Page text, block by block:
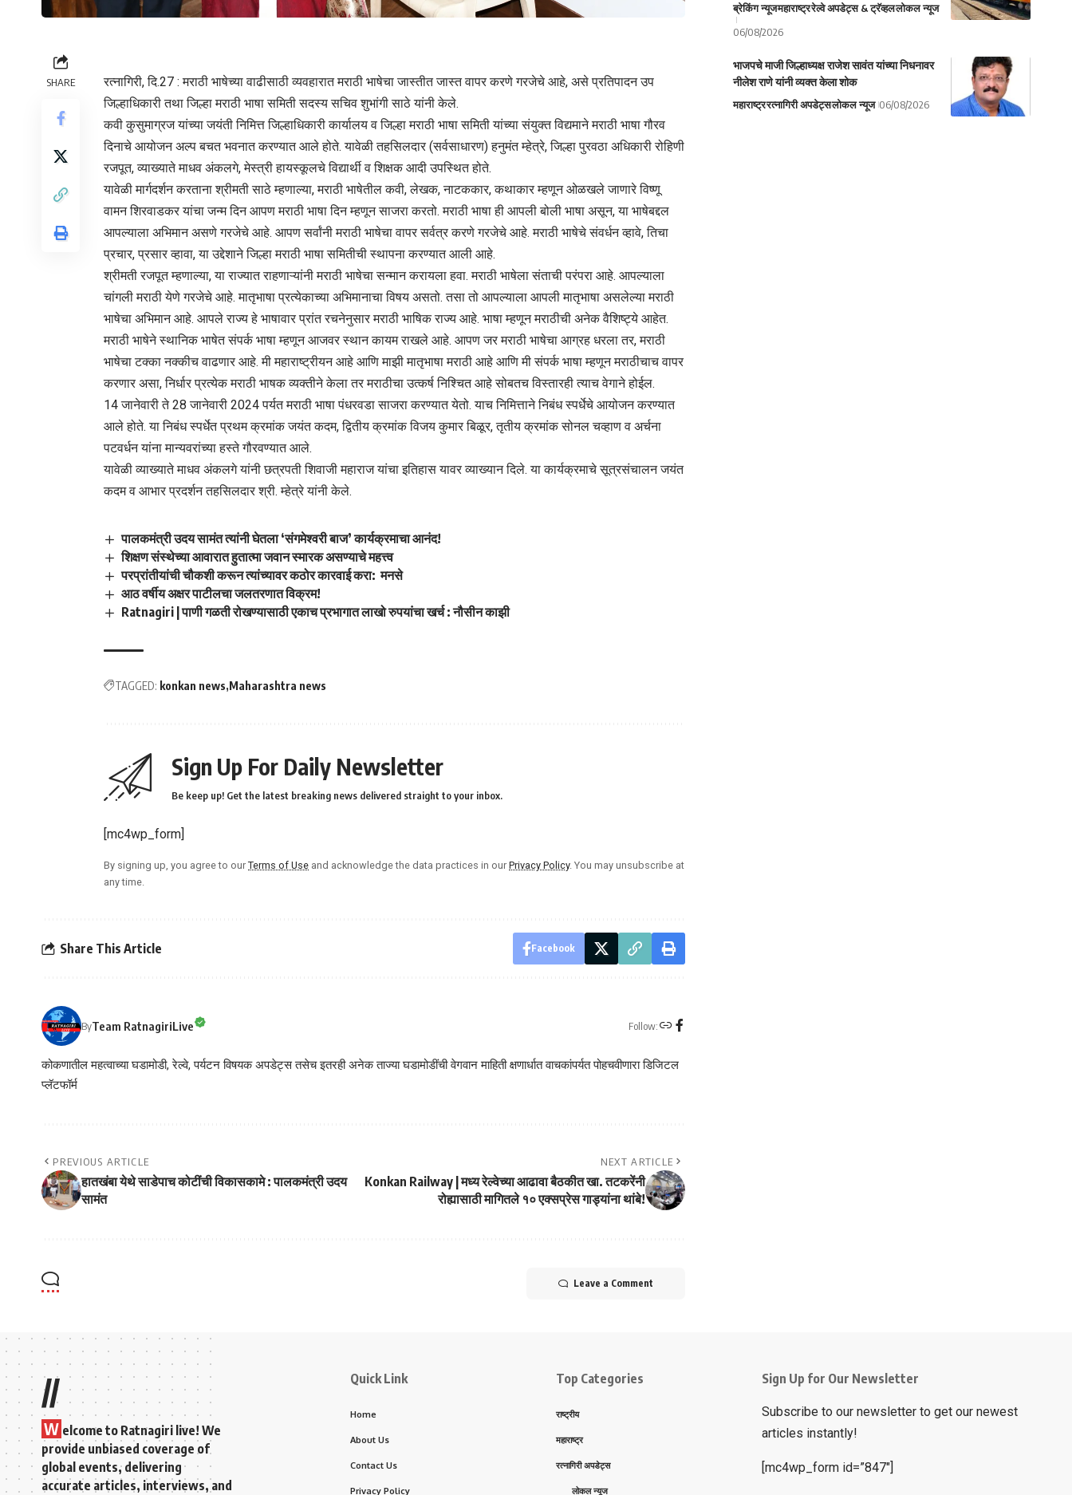
SHARE
रत्नागिरी, दि.27 : मराठी भाषेच्या वाढीसाठी व्यवहारात मराठी भाषेचा जास्तीत जास्त वापर करणे गरजेचे आहे, असे प्रतिपादन उप
जिल्हाधिकारी तथा जिल्हा मराठी भाषा समिती सदस्य सचिव शुभांगी साठे यांनी केले.
कवी कुसुमाग्रज यांच्या जयंती निमित्त जिल्हाधिकारी कार्यालय व जिल्हा मराठी भाषा समिती यांच्या संयुक्त विद्यमाने मराठी भाषा गौरव
दिनाचे आयोजन अल्प बचत भवनात करण्यात आले होते. यावेळी तहसिलदार (सर्वसाधारण) हनुमंत म्हेत्रे, जिल्हा पुरवठा अधिकारी रोहिणी
रजपूत, व्याख्याते माधव अंकलगे, मेस्त्री हायस्कूलचे विद्यार्थी व शिक्षक आदी उपस्थित होते.
यावेळी मार्गदर्शन करताना श्रीमती साठे म्हणाल्या, मराठी भाषेतील कवी, लेखक, नाटककार, कथाकार म्हणून ओळखले जाणारे विष्णू
वामन शिरवाडकर यांचा जन्म दिन आपण मराठी भाषा दिन म्हणून साजरा करतो. मराठी भाषा ही आपली बोली भाषा असून, या भाषेबद्दल
आपल्याला अभिमान असणे गरजेचे आहे. आपण सर्वांनी मराठी भाषेचा वापर सर्वत्र करणे गरजेचे आहे. मराठी भाषेचे संवर्धन व्हावे, तिचा
प्रचार, प्रसार व्हावा, या उद्देशाने जिल्हा मराठी भाषा समितीची स्थापना करण्यात आली आहे.
श्रीमती रजपूत म्हणाल्या, या राज्यात राहणाऱ्यांनी मराठी भाषेचा सन्मान करायला हवा. मराठी भाषेला संताची परंपरा आहे. आपल्याला
चांगली मराठी येणे गरजेचे आहे. मातृभाषा प्रत्येकाच्या अभिमानाचा विषय असतो. तसा तो आपल्याला आपली मातृभाषा असलेल्या मराठी
भाषेचा अभिमान आहे. आपले राज्य हे भाषावार प्रांत रचनेनुसार मराठी भाषिक राज्य आहे. भाषा म्हणून मराठीची अनेक वैशिष्ट्ये आहेत.
मराठी भाषेने स्थानिक भाषेत संपर्क भाषा म्हणून आजवर स्थान कायम राखले आहे. आपण जर मराठी भाषेचा आग्रह धरला तर, मराठी
भाषेचा टक्का नक्कीच वाढणार आहे. मी महाराष्ट्रीयन आहे आणि माझी मातृभाषा मराठी आहे आणि मी संपर्क भाषा म्हणून मराठीचाच वापर
करणार असा, निर्धार प्रत्येक मराठी भाषक व्यक्तीने केला तर मराठीचा उत्कर्ष निश्चित आहे सोबतच विस्तारही त्याच वेगाने होईल.
14 जानेवारी ते 28 जानेवारी 2024 पर्यत मराठी भाषा पंधरवडा साजरा करण्यात येतो. याच निमित्ताने निबंध स्पर्धेचे आयोजन करण्यात
आले होते. या निबंध स्पर्धेत प्रथम क्रमांक जयंत कदम, द्वितीय क्रमांक विजय कुमार बिळूर, तृतीय क्रमांक सोनल चव्हाण व अर्चना
पटवर्धन यांना मान्यवरांच्या हस्ते गौरवण्यात आले.
यावेळी व्याख्याते माधव अंकलगे यांनी छत्रपती शिवाजी महाराज यांचा इतिहास यावर व्याख्यान दिले. या कार्यक्रमाचे सूत्रसंचालन जयंत
कदम व आभार प्रदर्शन तहसिलदार श्री. म्हेत्रे यांनी केले.
पालकमंत्री उदय सामंत त्यांनी घेतला ‘संगमेश्वरी बाज’ कार्यक्रमाचा आनंद!
शिक्षण संस्थेच्या आवारात हुतात्मा जवान स्मारक असण्याचे महत्त्व
परप्रांतीयांची चौकशी करून त्यांच्यावर कठोर कारवाई करा: मनसे
आठ वर्षीय अक्षर पाटीलचा जलतरणात विक्रम!
Ratnagiri | पाणी गळती रोखण्यासाठी एकाच प्रभागात लाखो रुपयांचा खर्च : नौसीन काझी
TAGGED: konkan news Maharashtra news
Sign Up For Daily Newsletter
Be keep up! Get the latest breaking news delivered straight to your inbox.
[mc4wp_form]
By signing up, you agree to our Terms of Use and acknowledge the data practices in our Privacy Policy. You may unsubscribe at
any time.
Share This Article Facebook
ByTeam RatnagiriLive Follow:
कोकणातील महत्वाच्या घडामोडी, रेल्वे, पर्यटन विषयक अपडेट्स तसेच इतरही अनेक ताज्या घडामोडींची वेगवान माहिती क्षणार्धात वाचकांपर्यत पोहचवीणारा डिजिटल
प्लॅटफॉर्म
PREVIOUS ARTICLE
हातखंबा येथे साडेपाच कोटींची विकासकामे : पालकमंत्री उदय
सामंत
NEXT ARTICLE
Konkan Railway | मध्य रेल्वेच्या आढावा बैठकीत खा. तटकरेंनी
रोह्यासाठी मागितले १० एक्सप्रेस गाड्यांना थांबे!
Leave a Comment
ब्रेकिंग न्यूजमहाराष्ट्ररेल्वे अपडेट्स & ट्रॅव्हललोकल न्यूज
06/08/2026
भाजपचे माजी जिल्हाध्यक्ष राजेश सावंत यांच्या निधनावर
नीलेश राणे यांनी व्यक्त केला शोक
महाराष्ट्ररत्नागिरी अपडेट्सलोकल न्यूज 06/08/2026
//
W elcome to Ratnagiri live! We
provide unbiased coverage of
global events, delivering
accurate articles, interviews, and
Quick Link
Home
About Us
Contact Us
Privacy Policy
Top Categories
राष्ट्रीय
महाराष्ट्र
रत्नागिरी अपडेट्स
लोकल न्यूज
Sign Up for Our Newsletter
Subscribe to our newsletter to get our newest
articles instantly!
[mc4wp_form id=”847″]